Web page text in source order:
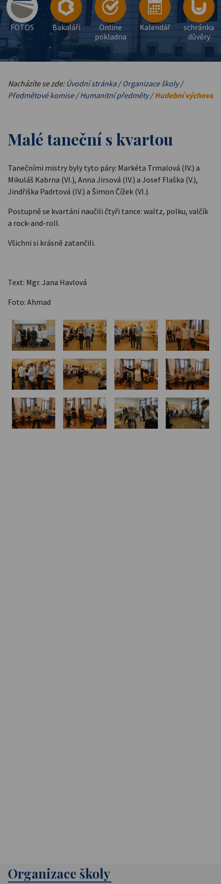
FOTOS Bakaláři
Online
pokladna
Kalendář
schránka
důvěry
Nacházíte se zde: Úvodní stránka/Organizace školy/
Předmětové komise/Humanitní předměty/Hudební výchova
Malé taneční s kvartou
Tanečními mistry byly tyto páry: Markéta Trmalová (IV.) a
Mikuláš Kabrna (VI.), Anna Jirsová (IV.) a Josef Flaška (V.),
Jindřiška Padrtová (IV.) a Šimon Čížek (VI.).
Postupně se kvartáni naučili čtyři tance: waltz, polku, valčík
a rock-and-roll.
Všichni si krásně zatančili.
Text: Mgr. Jana Havlová
Foto: Ahmad
Organizace školy